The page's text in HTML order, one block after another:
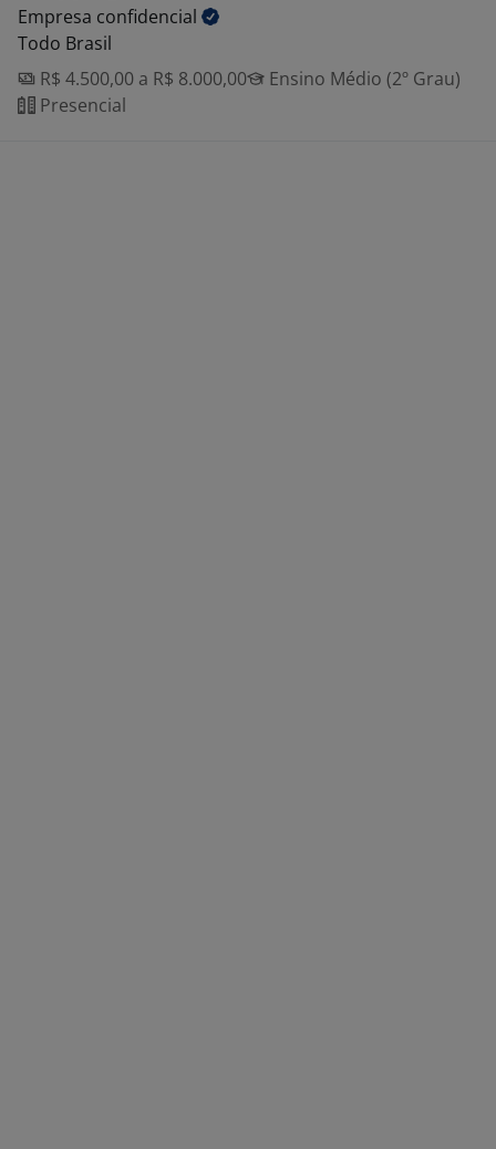
Empresa confidencial
Todo Brasil
R$ 4.500,00 a R$ 8.000,00
Ensino Médio (2º Grau)
Presencial